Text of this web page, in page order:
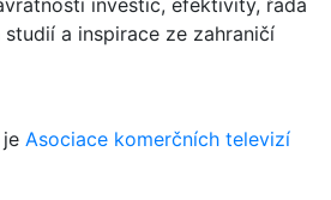
a inspirace ze zahraničí
Asociace komerčních televizí